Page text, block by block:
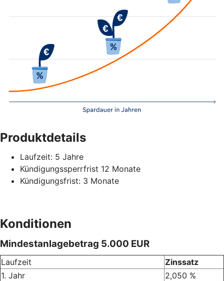
Produktdetails
Laufzeit: 5 Jahre
Kündigungssperrfrist 12 Monate
Kündigungsfrist: 3 Monate
Konditionen
Mindestanlagebetrag 5.000 EUR
Laufzeit
Zinssatz
1. Jahr
2,050 %